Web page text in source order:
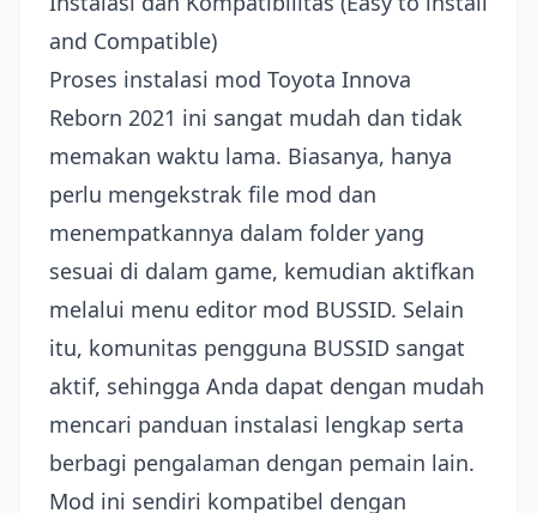
and Compatible)
Proses instalasi mod Toyota Innova
Reborn 2021 ini sangat mudah dan tidak
memakan waktu lama. Biasanya, hanya
perlu mengekstrak file mod dan
menempatkannya dalam folder yang
sesuai di dalam game, kemudian aktifkan
melalui menu editor mod BUSSID. Selain
itu, komunitas pengguna BUSSID sangat
aktif, sehingga Anda dapat dengan mudah
mencari panduan instalasi lengkap serta
berbagi pengalaman dengan pemain lain.
Mod ini sendiri kompatibel dengan